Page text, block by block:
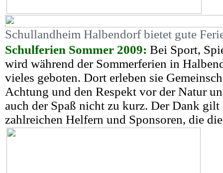
Schullandheim Halbendorf bietet gute
Schulferien Sommer 2009: Bei Sport,
wird während der Sommerferien in
vieles geboten. Dort erleben sie
Achtung und den Respekt vor der Natur
auch der Spaß nicht zu kurz. Der Dank gilt
zahlreichen Helfern und Sponsoren, die